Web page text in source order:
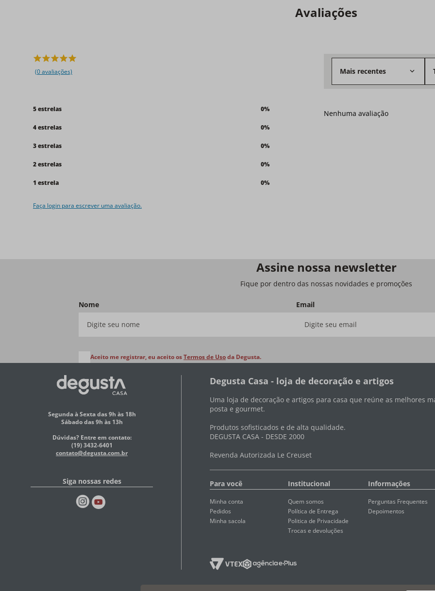
Avaliações
(0 avaliações)
5 estrelas 0%
4 estrelas 0%
3 estrelas 0%
2 estrelas 0%
1 estrela 0%
Faça login para escrever uma avaliação.
Mais recentes
Nenhuma avaliação
Assine nossa newsletter
Fique por dentro das nossas novidades e promoções
Nome Email
Aceito me registrar, eu aceito osTermos de Usoda Degusta.
Segunda à Sexta das 9h às 18h
Sábado das 9h às 13h
Dúvidas? Entre em contato:
(19) 3432-6401
contato@degusta.com.br
Siga nossas redes
Degusta Casa - loja de decoração e artigos
Uma loja de decoração e artigos para casa que reúne as melhores
posta e gourmet.
Produtos sofisticados e de alta qualidade.
DEGUSTA CASA - DESDE 2000
Revenda Autorizada Le Creuset
Para você
Minha conta
Pedidos
Minha sacola
Institucional
Quem somos
Política de Entrega
Politica de Privacidade
Trocas e devoluções
Informações
Perguntas Frequentes
Depoimentos